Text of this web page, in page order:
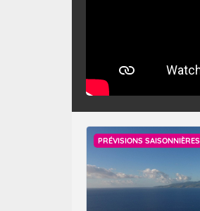
PRÉVISIONS SAISONNIÈRES